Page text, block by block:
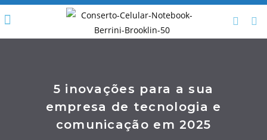
5 inovações para a sua
empresa de tecnologia e
comunicação em 2025